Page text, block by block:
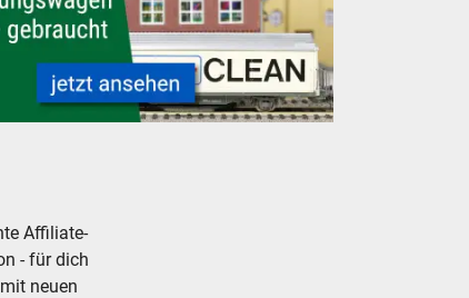
Affiliate-
- für dich
neuen